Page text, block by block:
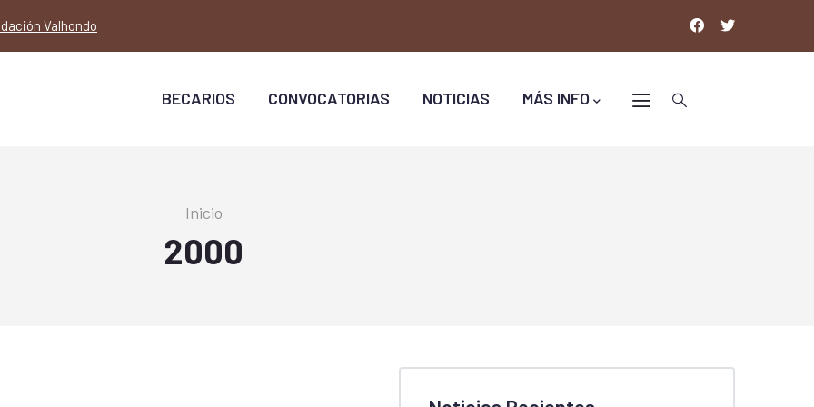
Valhondo
BECARIOS CONVOCATORIAS NOTICIAS MÁS INFO
Sobrescribir
enlaces
de
Inicio
2000